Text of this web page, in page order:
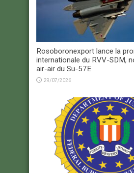
Rosoboronexport lance la
internationale du RVV-SDM,
air-air du Su-57E
29/07/2026